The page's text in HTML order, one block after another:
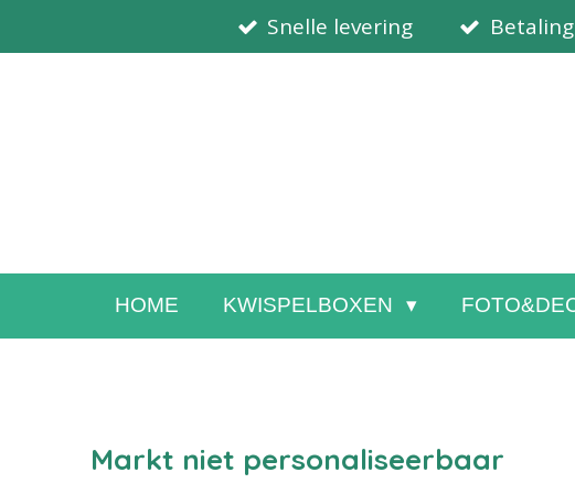
direct
Snelle levering
HOME KWISPELBOXEN
Markt niet personaliseerbaar